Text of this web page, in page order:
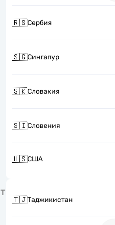
🇷🇸Сербия
🇸🇬Сингапур
🇸🇰Словакия
🇸🇮Словения
🇺🇸США
Т
🇹🇯Таджикистан